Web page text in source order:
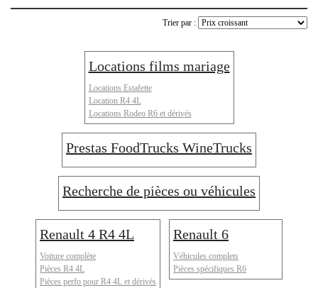
Trier par :
Locations films mariage
Locations Estafette
Location R4 4L
Locations Rodeo R6 et dérivés
Prestas FoodTrucks WineTrucks
Recherche de pièces ou véhicules
Renault 4 R4 4L
Voiture complète
Pièces R4 4L
Pièces perfo pour R4 4L et dérivés
Renault 6
Véhicules complets
Pièces spécifiques R6